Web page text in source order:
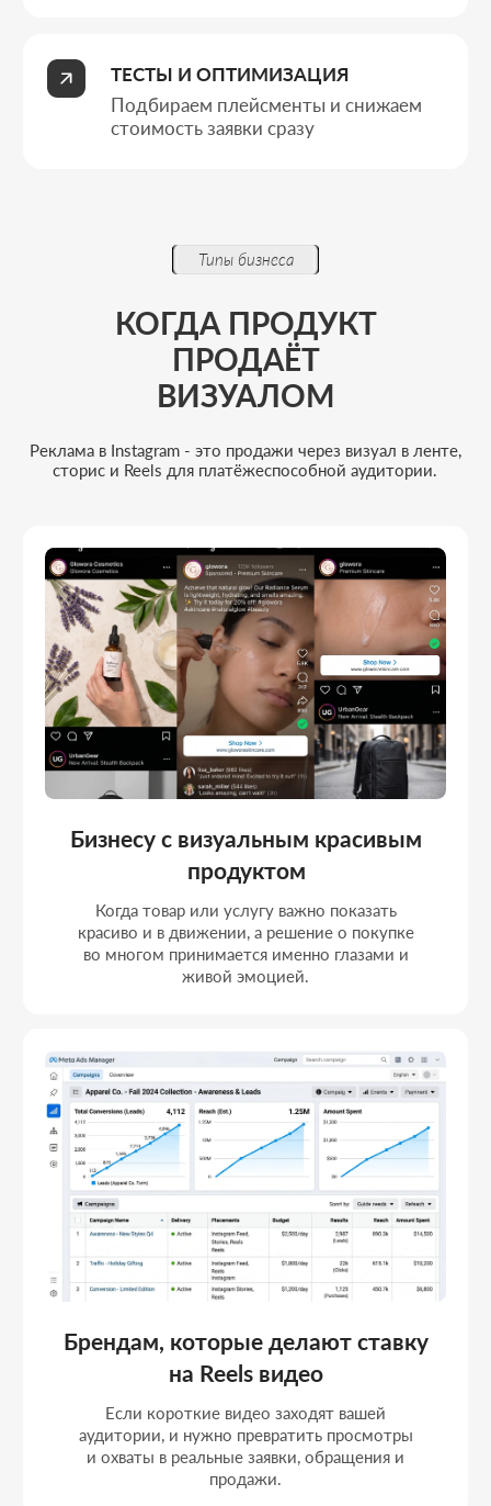
Брендам, которые делают ставку
на Reels видео
Если короткие видео заходят вашей
аудитории, и нужно превратить просмотры
и охваты в реальные заявки, обращения и
продажи.
красиво и в движении, а решение о покупке
во многом принимается именно глазами и
Магазинам с импульсной покупкой
в ленте
Когда человек может загореться
продуктом прямо в ленте или сторис, и
задача поймать этот момент и быстро
Тем, кто продаёт через личный
бренд
именно те форматы, что вызывают
доверие и желание купить.